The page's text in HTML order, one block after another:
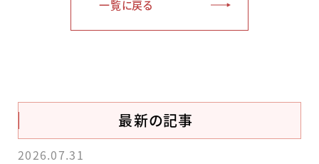
一覧に戻る
最新の記事
2026.07.31